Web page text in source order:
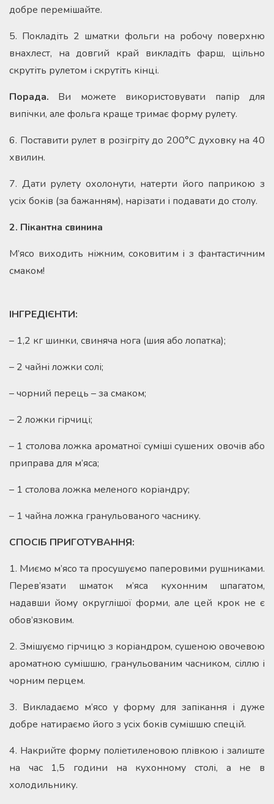
добре перемішайте.
5. Покладіть 2 шматки фольги на робочу поверхню
внахлест, на довгий край викладіть фарш, щільно
скрутіть рулетом і скрутіть кінці.
Порада. Ви можете використовувати папір для
випічки, але фольга краще тримає форму рулету.
6. Поставити рулет в розігріту до 200°С духовку на 40
хвилин.
7. Дати рулету охолонути, натерти його паприкою з
усіх боків (за бажанням), нарізати і подавати до столу.
2. Пікантна свинина
М’ясо виходить ніжним, соковитим і з фантастичним
смаком!
ІНГРЕДІЄНТИ:
– 1,2 кг шинки, свиняча нога (шия або лопатка);
– 2 чайні ложки солі;
– чорний перець – за смаком;
– 2 ложки гірчиці;
– 1 столова ложка ароматної суміші сушених овочів або
приправа для м’яса;
– 1 столова ложка меленого коріандру;
– 1 чайна ложка гранульованого часнику.
СПОСІБ ПРИГОТУВАННЯ:
1. Миємо м’ясо та просушуємо паперовими рушниками.
Перев’язати шматок м’яса кухонним шпагатом,
надавши йому округлішої форми, але цей крок не є
обов’язковим.
2. Змішуємо гірчицю з коріандром, сушеною овочевою
ароматною сумішшю, гранульованим часником, сіллю і
чорним перцем.
3. Викладаємо м’ясо у форму для запікання і дуже
добре натираємо його з усіх боків сумішшю спецій.
4. Накрийте форму поліетиленовою плівкою і залиште
на час 1,5 години на кухонному столі, а не в
холодильнику.